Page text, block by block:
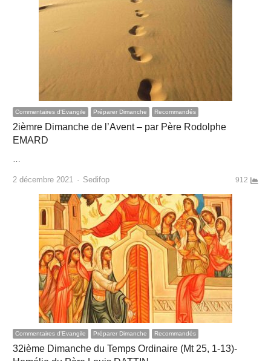
Commentaires d'Evangile Préparer Dimanche Recommandés
2ièmre Dimanche de l’Avent – par Père Rodolphe
EMARD
2 décembre 2021 Author
Sedifop 912
Commentaires d'Evangile Préparer Dimanche Recommandés
32ième Dimanche du Temps Ordinaire (Mt 25, 1-13)-